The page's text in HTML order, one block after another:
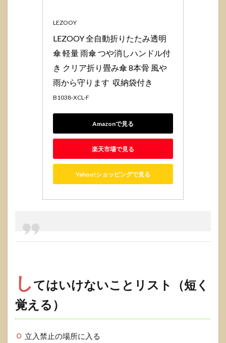
LEZOOY
LEZOOY 全自動折りたたみ透明
傘 軽量 雨傘 つや消しハンドル付
き クリア折り畳み傘 8本骨 風や
雨から守ります  収納袋付き
B1038-XCL-F
Amazonで見る
楽天市場で見る
Yahoo!ショッピングで見る
し てはいけないことリスト（短く
覚える）
立入禁止の場所に入る